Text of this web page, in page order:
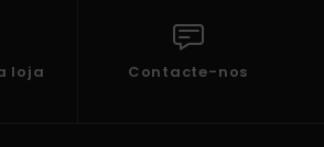
loja Contacte-nos